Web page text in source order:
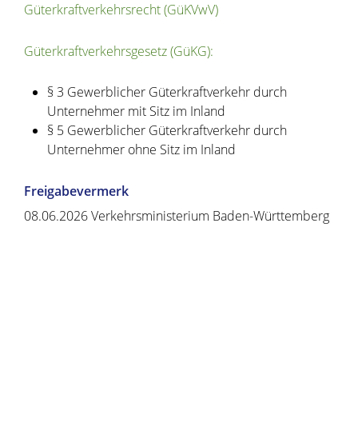
Güterkraftverkehrsrecht (GüKVwV)
Güterkraftverkehrsgesetz (GüKG):
§ 3 Gewerblicher Güterkraftverkehr durch
Unternehmer mit Sitz im Inland
§ 5 Gewerblicher Güterkraftverkehr durch
Unternehmer ohne Sitz im Inland
Freigabevermerk
08.06.2026 Verkehrsministerium Baden-Württemberg